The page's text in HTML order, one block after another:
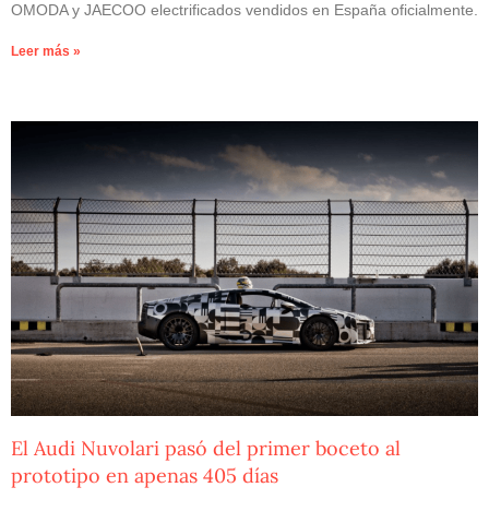
OMODA y JAECOO electrificados vendidos en España oficialmente.
Leer más »
El Audi Nuvolari pasó del primer boceto al
prototipo en apenas 405 días